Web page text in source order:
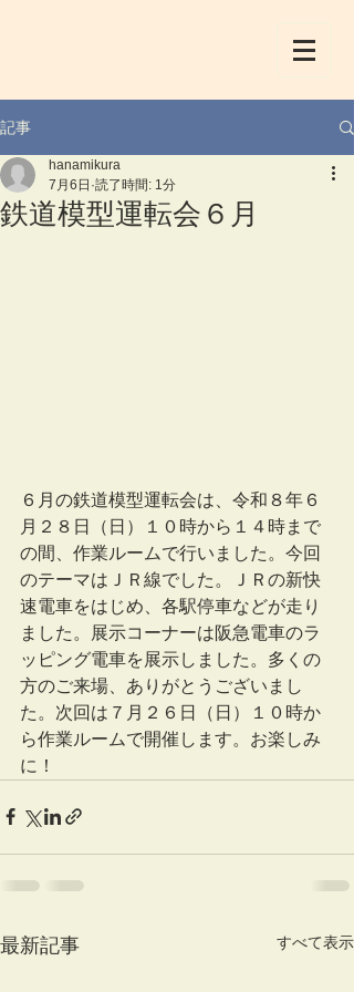
記事
鉄道模型運転会６月
hanamikura
7月6日 読了時間: 1分
６月の鉄道模型運転会は、令和８年６
月２８日（日）１０時から１４時まで
の間、作業ルームで行いました。今回
のテーマはＪＲ線でした。ＪＲの新快
速電車をはじめ、各駅停車などが走り
ました。展示コーナーは阪急電車のラ
ッピング電車を展示しました。多くの
方のご来場、ありがとうございまし
た。次回は７月２６日（日）１０時か
ら作業ルームで開催します。お楽しみ
に！
最新記事 すべて表示